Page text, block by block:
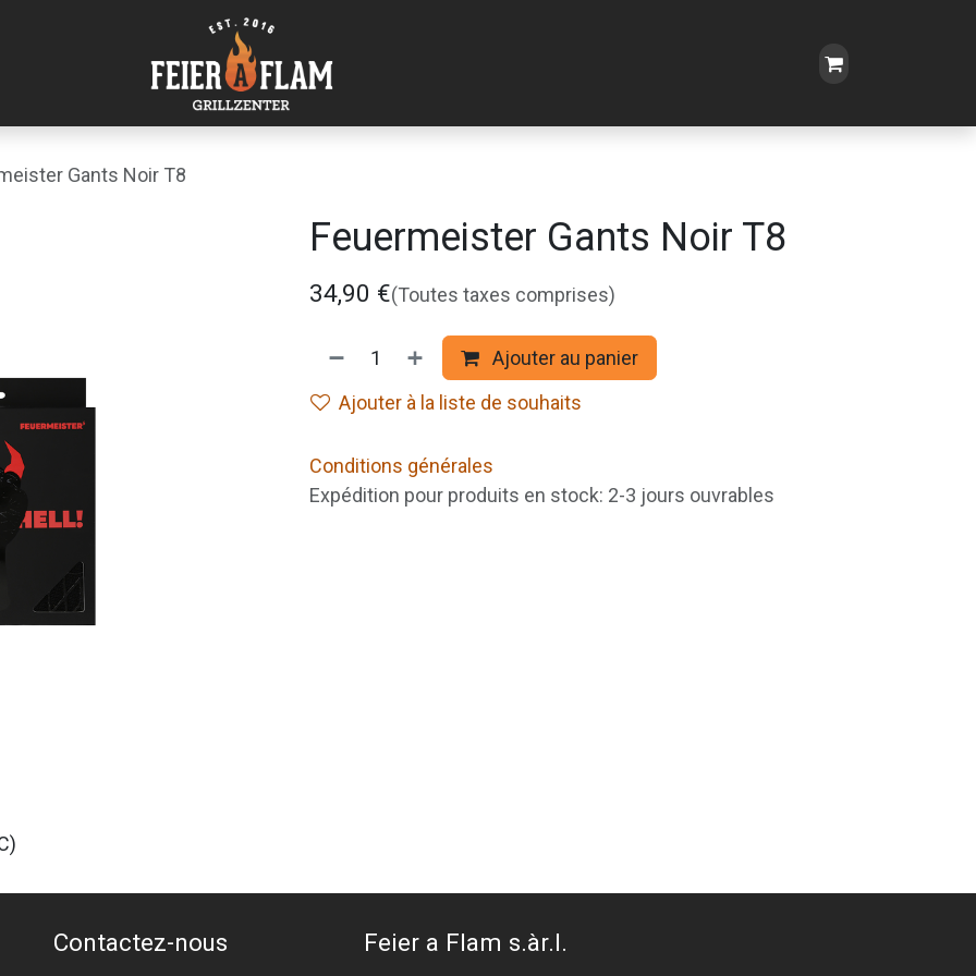
Gants Noir T8
Feuermeister Gants Noir T8
34,90 €(Toutes taxes comprises)
Ajouter au panier
Ajouter à la liste de souhaits
Conditions générales
Expédition pour produits en stock: 2-3 jours ouvrables
Contactez-nous Feier a Flam s.àr.l.